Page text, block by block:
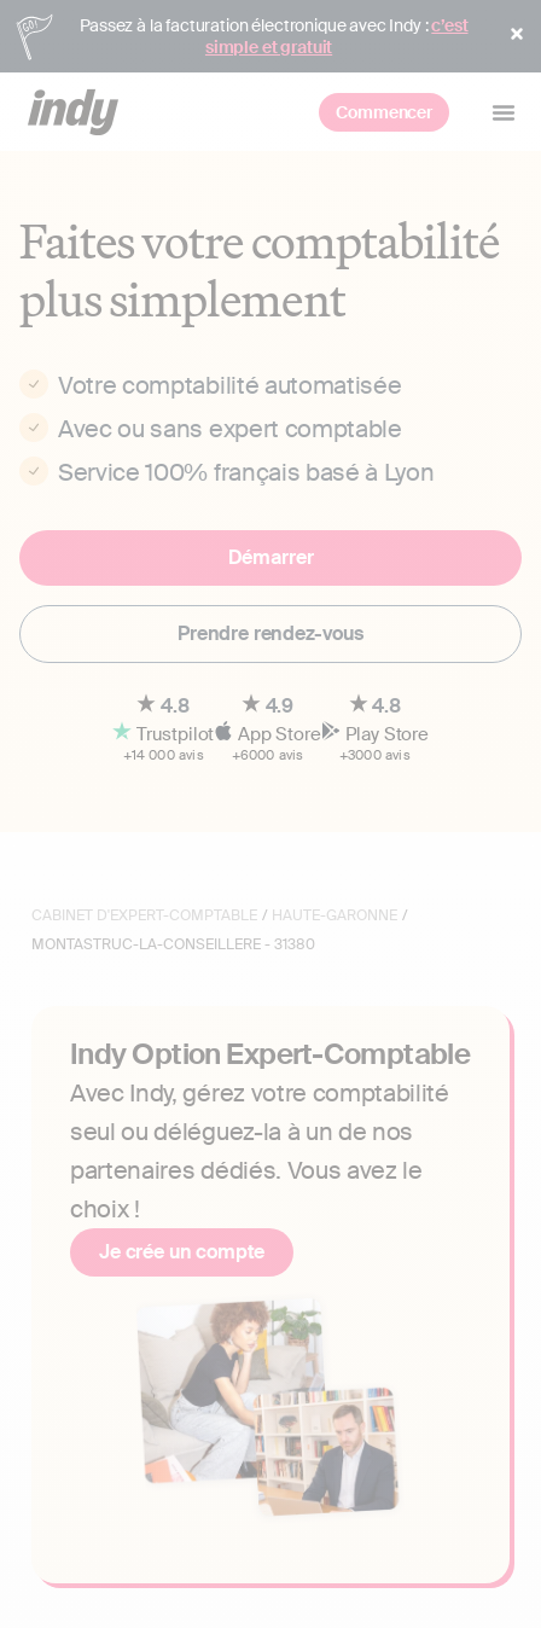
Passez à la facturation électronique avec Indy :c’est
simple et gratuit
Commencer
Faites votre comptabilité
plus simplement
Votre comptabilité automatisée
Avec ou sans expert comptable
Service 100% français basé à Lyon
Démarrer
Prendre rendez-vous
4.8
Trustpilot
+14 000 avis
4.9
App Store
+6000 avis
4.8
Play Store
+3000 avis
CABINET D'EXPERT-COMPTABLE / HAUTE-GARONNE /
MONTASTRUC-LA-CONSEILLERE - 31380
Indy Option Expert-Comptable
Avec Indy, gérez votre comptabilité
seul ou déléguez-la à un de nos
partenaires dédiés. Vous avez le
choix !
Je crée un compte